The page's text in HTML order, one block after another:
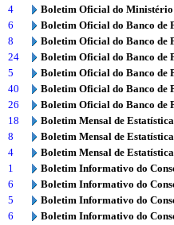
4
Boletim Oficial do Ministério
6
Boletim Oficial do Banco de
8
Boletim Oficial do Banco de
24
Boletim Oficial do Banco de
5
Boletim Oficial do Banco de
40
Boletim Oficial do Banco de
26
Boletim Oficial do Banco de
18
Boletim Mensal de Estatística
8
Boletim Mensal de Estatística
4
Boletim Mensal de Estatística
1
Boletim Informativo do
6
Boletim Informativo do
5
Boletim Informativo do
6
Boletim Informativo do